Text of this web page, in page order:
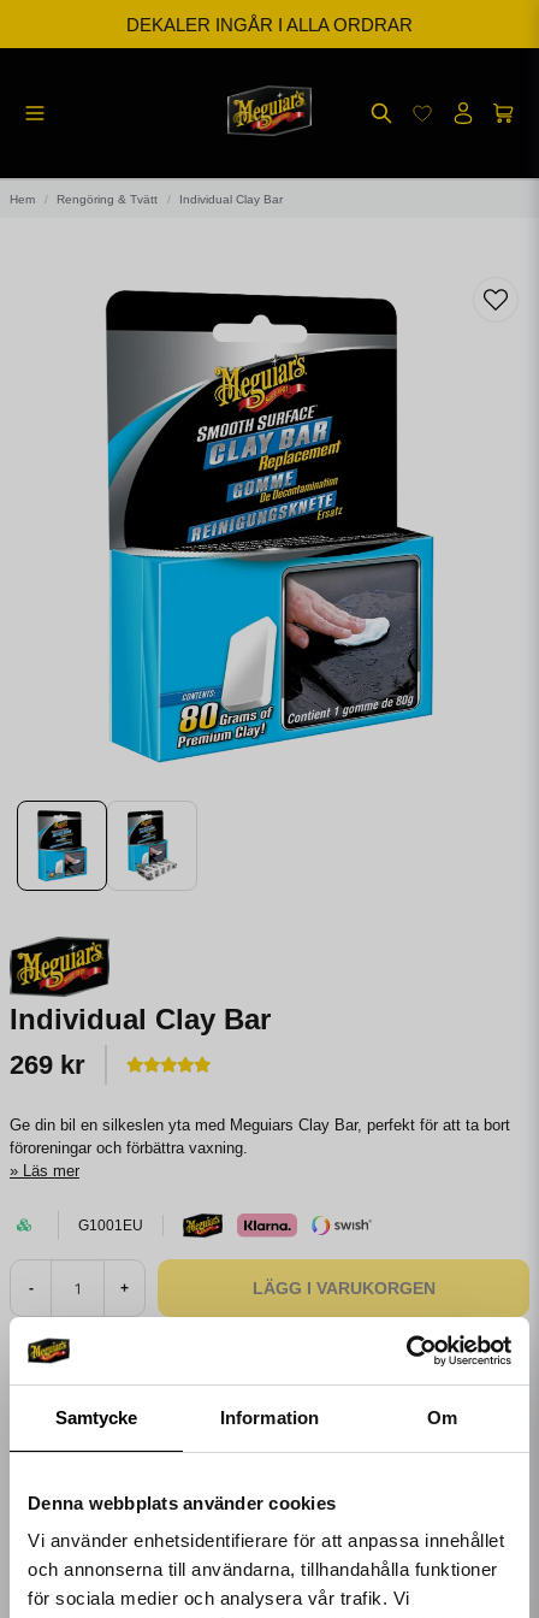
Samtycke Information Om
Denna webbplats använder cookies
Vi använder enhetsidentifierare för att anpassa innehållet
och annonserna till användarna, tillhandahålla funktioner
för sociala medier och analysera vår trafik. Vi
DEKALER INGÅR I ALLA ORDRAR
FRI FRAKT FRÅN 599kr
Hem Rengöring & Tvätt Individual Clay Bar
Individual Clay Bar
269 kr
Ge din bil en silkeslen yta med Meguiars Clay Bar, perfekt för att ta bort
föroreningar och förbättra vaxning.
Läs mer
G1001EU
- + LÄGG I VARUKORGEN
HOS MEGUIARS HAR DU ALLTID
Snabba leveranser
Säkra betalningar
Emil
Adam
för 4 månader sedan